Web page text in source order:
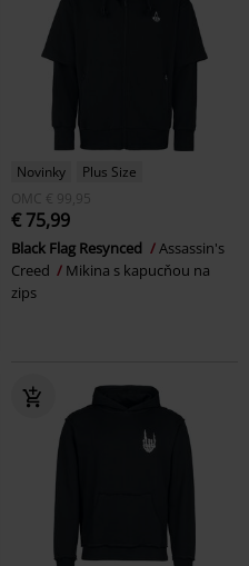
Novinky
Plus Size
OMC € 99,95
€ 75,99
Black Flag Resynced
Assassin's
Creed
Mikina s kapucňou na
zips